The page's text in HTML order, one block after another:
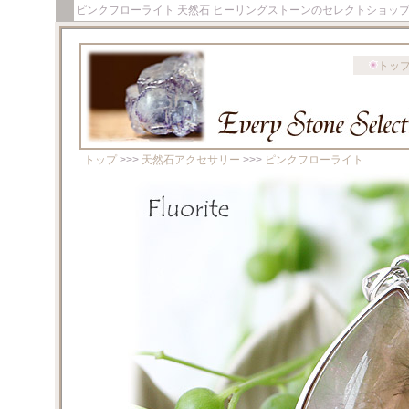
ピンクフローライト 天然石 ヒーリングストーンのセレクトショ
トッ
トップ>>> 天然石アクセサリー >>> ピンクフローライト